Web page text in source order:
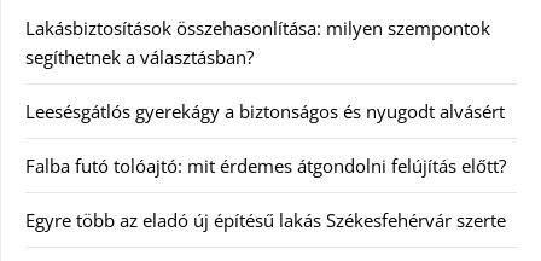
Lakásbiztosítások összehasonlítása: milyen szempontok
segíthetnek a választásban?
Leesésgátlós gyerekágy a biztonságos és nyugodt alvásért
Falba futó tolóajtó: mit érdemes átgondolni felújítás előtt?
Egyre több az eladó új építésű lakás Székesfehérvár szerte